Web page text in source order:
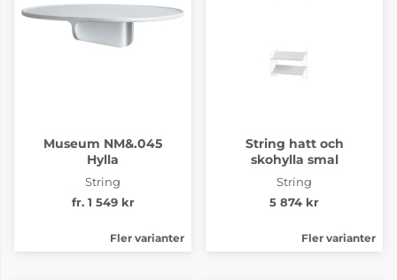
Museum NM&.045
Hylla
String
fr. 1 549 kr
Fler varianter
String hatt och
skohylla smal
String
5 874 kr
Fler varianter